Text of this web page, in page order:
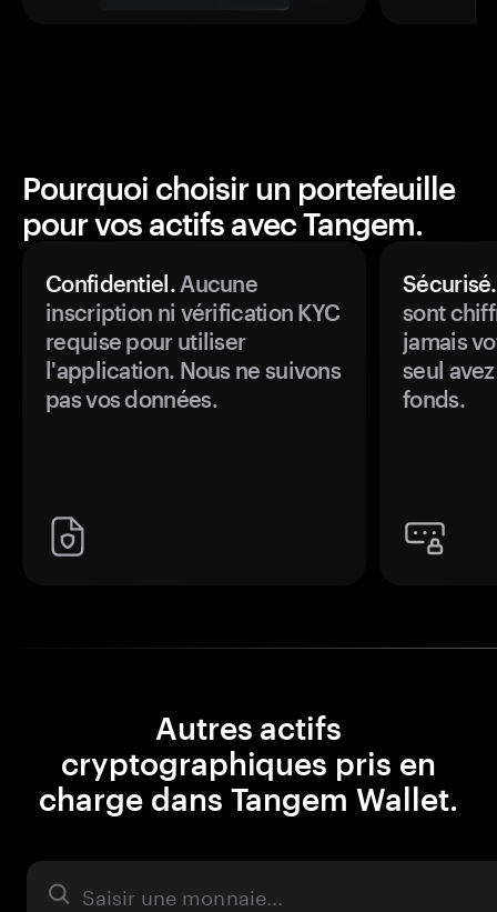
Pourquoi choisir un portefeuille
pour vos actifs avec Tangem.
Confidentiel.Aucune
inscription ni vérification KYC
requise pour utiliser
l'application. Nous ne suivons
pas vos données.
Sécurisé.
sont
jamais
seul
fonds.
Autres actifs
cryptographiques pris en
charge dans Tangem Wallet.
Actifs